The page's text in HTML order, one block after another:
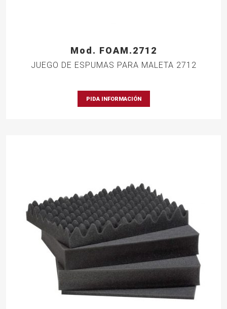
Mod. FOAM.2712
JUEGO DE ESPUMAS PARA MALETA 2712
PIDA INFORMACIÓN